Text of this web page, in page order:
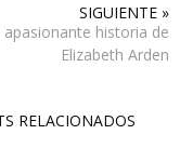
SIGUIENTE »
apasionante historia de
Elizabeth Arden
RELACIONADOS